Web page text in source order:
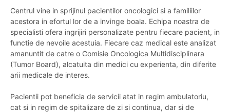
Centrul vine in sprijinul pacientilor oncologici si a familiilor
acestora in efortul lor de a invinge boala. Echipa noastra de
specialisti ofera ingrijiri personalizate pentru fiecare pacient, in
functie de nevoile acestuia. Fiecare caz medical este analizat
amanuntit de catre o Comisie Oncologica Multidisciplinara
(Tumor Board), alcatuita din medici cu experienta, din diferite
arii medicale de interes.
Pacientii pot beneficia de servicii atat in regim ambulatoriu,
cat si in regim de spitalizare de zi si continua, dar si de